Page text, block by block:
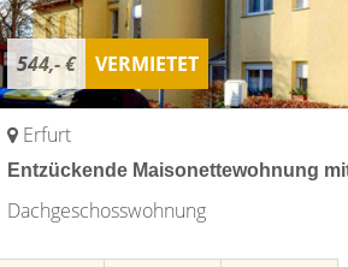
544,- € VERMIETET
Erfurt
Entzückende Maisonettewohnung
Dachgeschosswohnung